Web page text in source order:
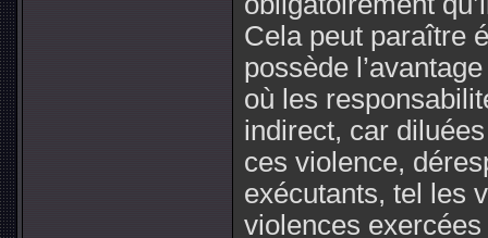
Cela peut paraître
possède
où les
indirect, car
ces violence,
exécutants, tel les
violences